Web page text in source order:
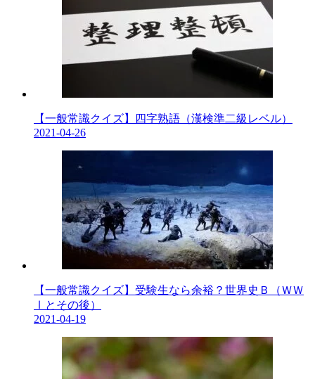
【一般常識クイズ】四字熟語（漢検準二級レベル）
2021-04-26
【一般常識クイズ】受験生なら余裕？世界史Ｂ（ＷＷ
Ⅰとその後）
2021-04-19